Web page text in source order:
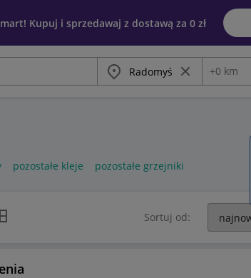
Kupuj i sprzedawaj z dostawą za 0 zł
Miasto Wyczyść frazę
Odległość
+0 km
pozostałe kleje pozostałe grzejniki
siatki Sortuj od: